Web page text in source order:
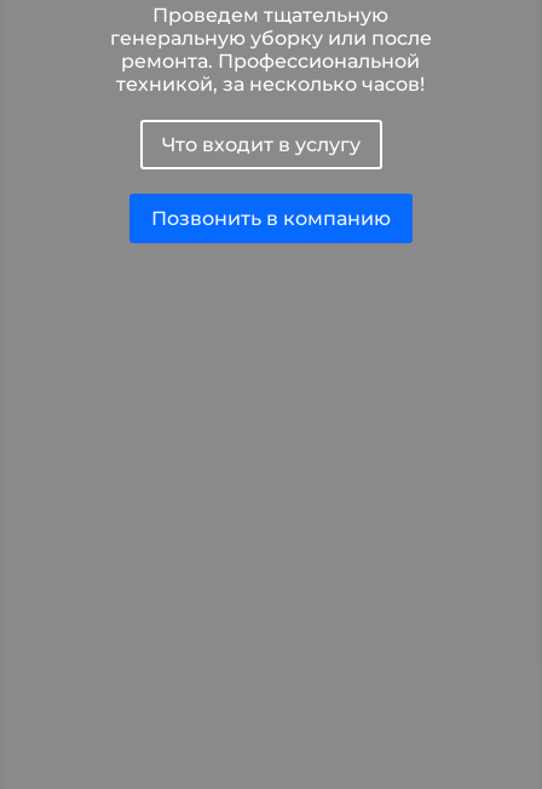
Проведем тщательную
генеральную уборку или после
ремонта. Профессиональной
техникой, за несколько часов!
Что входит в услугу
Позвонить в компанию